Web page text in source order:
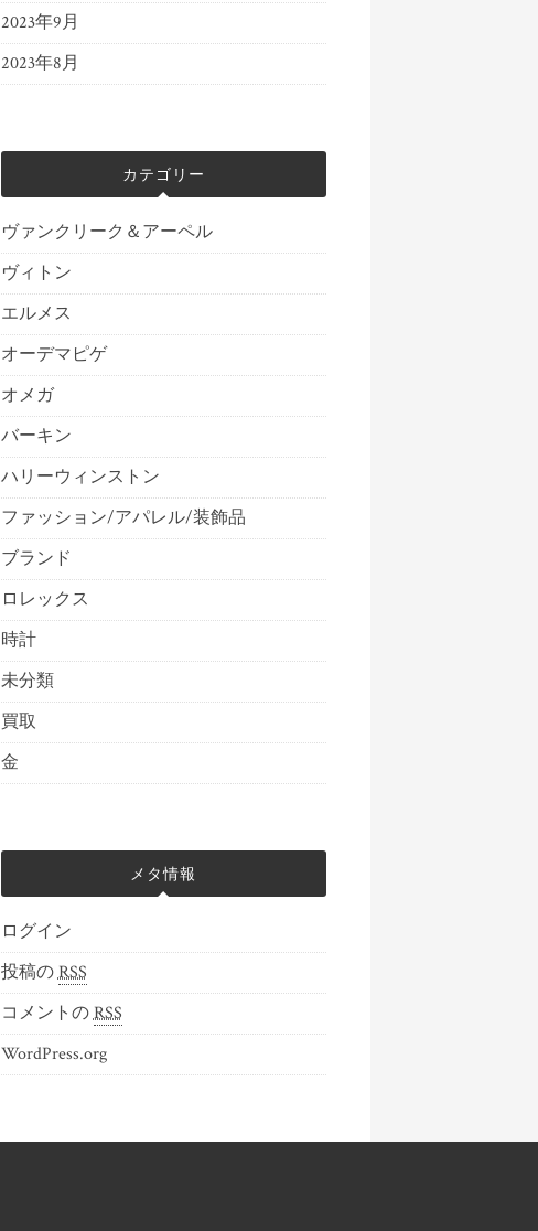
2023年9月
2023年8月
カテゴリー
ヴァンクリーク＆アーペル
ヴィトン
エルメス
オーデマピゲ
オメガ
バーキン
ハリーウィンストン
ファッション/アパレル/装飾品
ブランド
ロレックス
時計
未分類
買取
金
メタ情報
ログイン
投稿のRSS
コメントのRSS
WordPress.org